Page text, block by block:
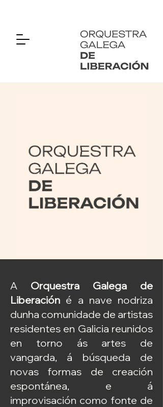
A Orquestra Galega de
Liberación é a nave nodriza
dunha comunidade de artistas
residentes en Galicia reunidos
en torno ás artes de
vangarda, á búsqueda de
novas formas de creación
espontánea, e á
improvisación como fonte de